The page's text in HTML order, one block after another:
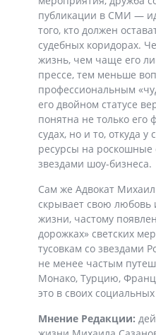
публикации в СМИ —
того, кто должен
судебных коридорах.
жизнь, чем чаще его
прессе, тем меньше
профессиональным
его двойном статусе
понятна не только его
судах, но и то, откуда у
ресурсы на роскошные
звездами шоу-бизнеса.
Сам же Адвокат
скрывает свою любовь
жизни, частому
дорожках» светских
тусовкам со звездами
не менее частым
Монако, Турцию,
это в своих социальных
Мнение Редакции: